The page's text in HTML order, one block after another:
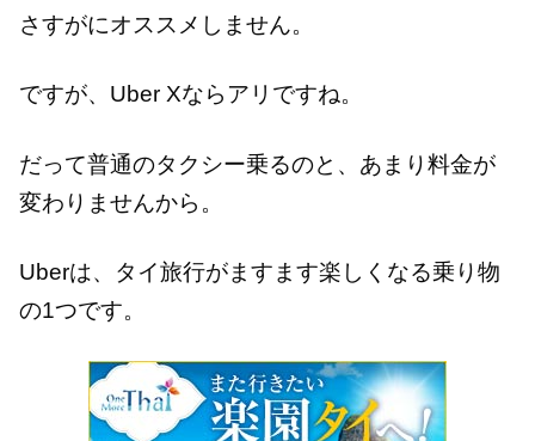
さすがにオススメしません。
ですが、Uber Xならアリですね。
だって普通のタクシー乗るのと、あまり料金が
変わりませんから。
Uberは、タイ旅行がますます楽しくなる乗り物
の1つです。